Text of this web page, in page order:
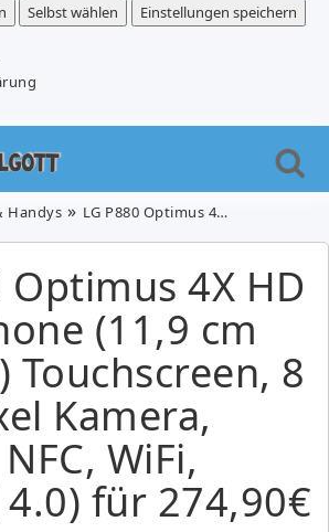
Selbst wählen
Einstellungen speichern
Handys LG P880 Optimus 4X HD Smartphone (11,9 cm (4,7 Zoll) Touchscreen, 8 Megapixel Kamera, 1,5GHz, NFC, WiFi, Android 4.0) für 274,90€
Optimus 4X HD
(11,9 cm
Touchscreen, 8
Kamera,
WiFi,
für 274,90€